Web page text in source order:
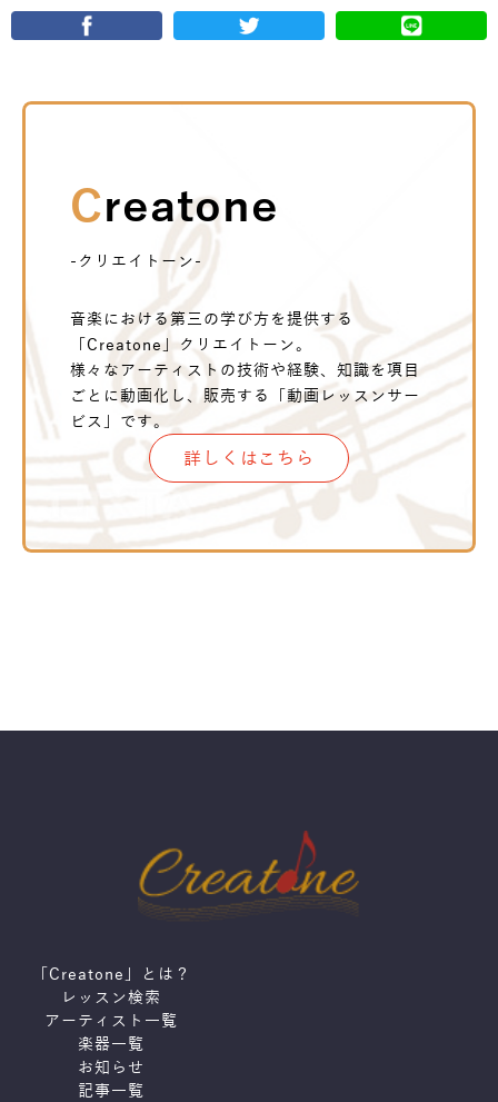
Creatone
-クリエイトーン-
音楽における第三の学び方を提供する
「Creatone」クリエイトーン。
様々なアーティストの技術や経験、知識を項目
ごとに動画化し、販売する「動画レッスンサー
ビス」です。
詳しくはこちら
「Creatone」とは？
レッスン検索
アーティスト一覧
楽器一覧
お知らせ
記事一覧